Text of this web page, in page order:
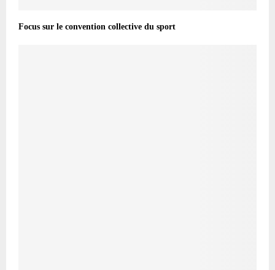
Focus sur le convention collective du sport